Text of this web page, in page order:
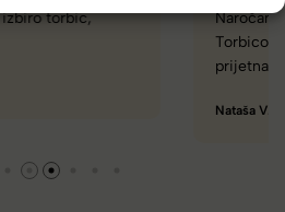
zaupanja vredno.
kot sem pričakovala; lahka,